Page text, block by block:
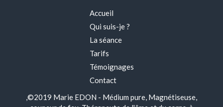
Accueil
Qui suis-je ?
La séance
Tarifs
Témoignages
Contact
,©2019 Marie EDON - Médium pure, Magnétiseuse,